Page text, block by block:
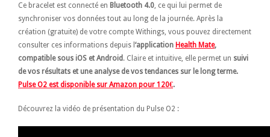
Ce bracelet est connecté en Bluetooth 4.0 , ce qui lui permet de
synchroniser vos données tout au long de la journée. Après la
création (gratuite) de votre compte Withings, vous pouvez directement
consulter ces informations depuis l ‘application Health Mate,
compatible sous iOS et Android . Claire et intuitive, elle permet un suivi
de vos résultats et une analyse de vos tendances sur le long terme.
Pulse O2 est disponible sur Amazon pour 120€.
Découvrez la vidéo de présentation du Pulse O2 :